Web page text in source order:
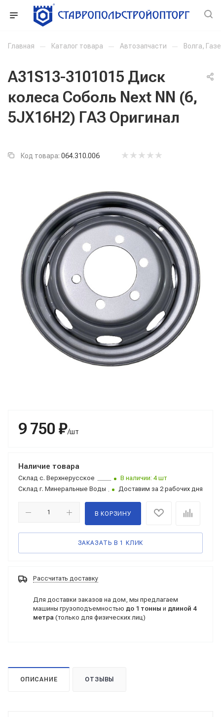
Главная — Каталог товара — Автозапчасти — Волга,
A31S13-3101015 Диск
колеса Соболь Next NN (6,
5JХ16Н2) ГАЗ Оригинал
Код товара: 064.310.006
9 750 ₽/шт
Наличие товара
Склад с. Верхнерусское
В наличии: 4 шт
Склад г. Минеральные Воды Доставим за 2 рабочих дня
В КОРЗИНУ
ЗАКАЗАТЬ В 1 КЛИК
Рассчитать доставку
Для доставки заказов на дом, мы предлагаем
машины грузоподъемностью до 1 тонны и длиной 4
метра (только для физических лиц)
ОПИСАНИЕ ОТЗЫВЫ